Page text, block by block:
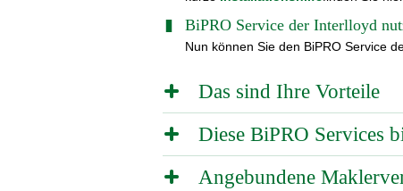
BiPRO Service der Interlloyd
Nun können Sie den BiPRO Service
Das sind Ihre Vorteile
Standardisierter und
Sie erhalten schnell alle
Einfache Bedienung
Diese BiPRO Services
Norm 410
Security Token Service
Angebundene